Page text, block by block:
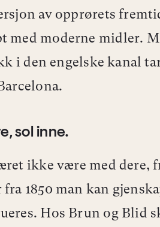
av opprørets
med moderne midler.
i den engelske kanal tar
sol inne.
ikke være med dere,
1850 man kan
Hos Brun og Blid